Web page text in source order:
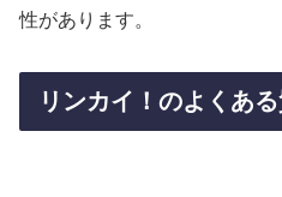
性があります。
リンカイ！のよくあ